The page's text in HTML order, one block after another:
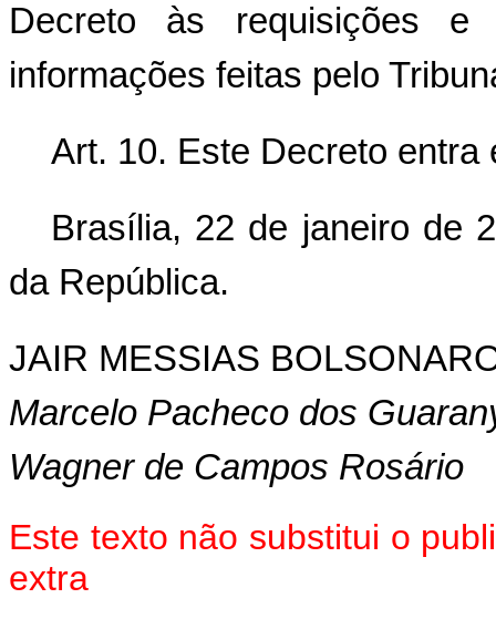
Decreto às requisições
informações feitas pelo
Art. 10. Este Decreto entra
Brasília, 22 de janeiro de
da República.
JAIR MESSIAS
Marcelo Pacheco dos
Wagner de Campos Rosário
Este texto não substitui o
extra